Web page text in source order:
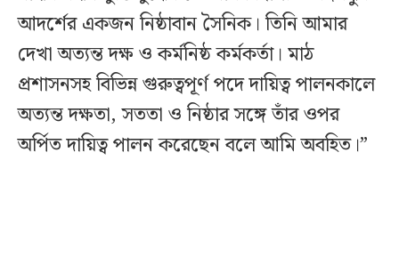
আদর্শের একজন নিষ্ঠাবান সৈনিক। তিনি আমার
দেখা অত্যন্ত দক্ষ ও কর্মনিষ্ঠ কর্মকর্তা। মাঠ
প্রশাসনসহ বিভিন্ন গুরুত্বপূর্ণ পদে দায়িত্ব পালনকালে
অত্যন্ত দক্ষতা, সততা ও নিষ্ঠার সঙ্গে তাঁর ওপর
অর্পিত দায়িত্ব পালন করেছেন বলে আমি অবহিত।”